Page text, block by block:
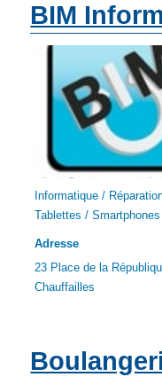
BIM
Informatique /
Tablettes / Smartphones
Adresse
23 Place de la
Chauffailles